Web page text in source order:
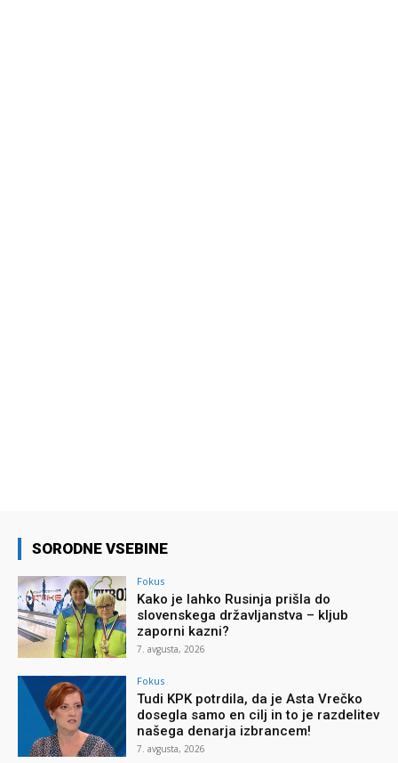
SORODNE VSEBINE
Fokus
Kako je lahko Rusinja prišla do
slovenskega državljanstva – kljub
zaporni kazni?
7. avgusta, 2026
Fokus
Tudi KPK potrdila, da je Asta Vrečko
dosegla samo en cilj in to je razdelitev
našega denarja izbrancem!
7. avgusta, 2026